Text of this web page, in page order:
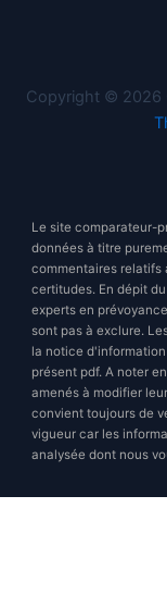
Copyright © 2026
Le site comparateur-
données à titre
commentaires relatifs
certitudes. En dépit
experts en
sont pas à exclure.
la notice
présent pdf. A noter
amenés à modifier
convient toujours de
vigueur car les
analysée dont nous